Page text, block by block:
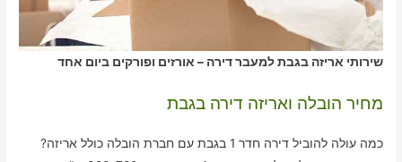
שירותי אריזה בגבת למעבר דירה – אורזים ופורקים ביום אחד
מחיר הובלה ואריזה דירה בגבת
כמה עולה להוביל דירה חדר 1 בגבת עם חברת הובלה כולל אריזה?